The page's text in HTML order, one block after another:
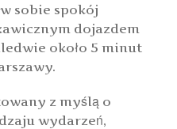
sobie spokój
dojazdem
około 5 minut
z myślą o
wydarzeń,